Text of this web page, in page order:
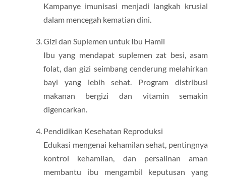
Kampanye imunisasi menjadi langkah krusial
dalam mencegah kematian dini.
Gizi dan Suplemen untuk Ibu Hamil
Ibu yang mendapat suplemen zat besi, asam
folat, dan gizi seimbang cenderung melahirkan
bayi yang lebih sehat. Program distribusi
makanan bergizi dan vitamin semakin
digencarkan.
Pendidikan Kesehatan Reproduksi
Edukasi mengenai kehamilan sehat, pentingnya
kontrol kehamilan, dan persalinan aman
membantu ibu mengambil keputusan yang